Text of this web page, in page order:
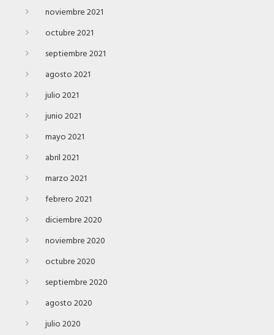
noviembre 2021
octubre 2021
septiembre 2021
agosto 2021
julio 2021
junio 2021
mayo 2021
abril 2021
marzo 2021
febrero 2021
diciembre 2020
noviembre 2020
octubre 2020
septiembre 2020
agosto 2020
julio 2020